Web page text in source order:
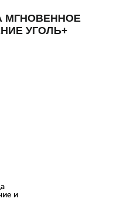
МГНОВЕННОЕ
УГОЛЬ+
и